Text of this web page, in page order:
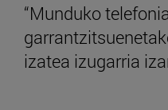
“Munduko
izatea izugarria